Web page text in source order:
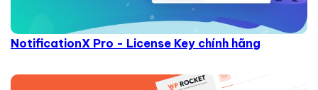
NotificationX Pro - License Key chính hãng